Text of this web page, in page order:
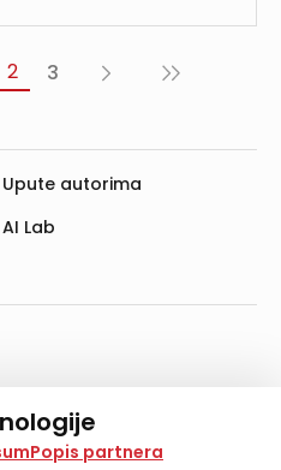
kolačiće i slične
Popis partnera
2 3
Sljedeća
Posljednja
Upute autorima
AI Lab